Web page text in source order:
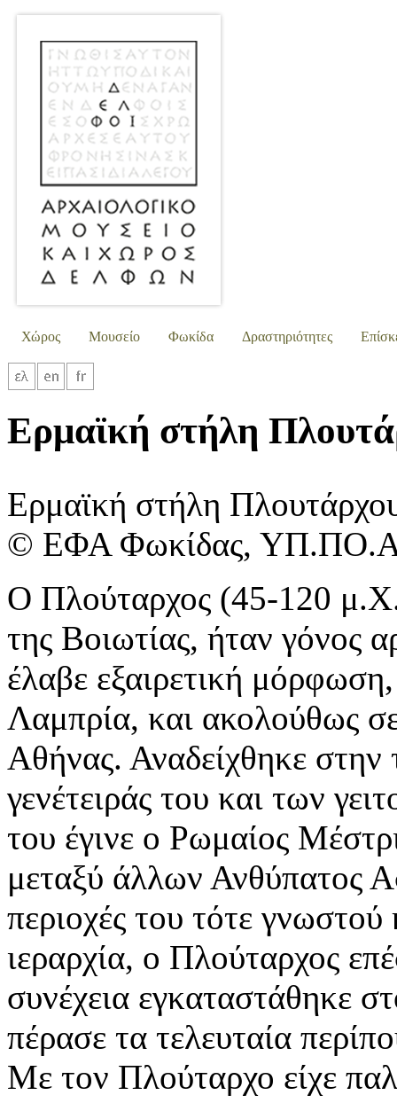
Χώρος Μουσείο Φωκίδα Δραστηριότητες
Ερμαϊκή στήλη
Ερμαϊκή στήλη
© ΕΦΑ ​Φωκίδας,
Ο Πλούταρχος (45-120
της Βοιωτίας, ήταν γόνος
έλαβε εξαιρετική
Λαμπρία, και ακολούθως
Αθήνας. Αναδείχθηκε στην
γενέτειράς του και των
του έγινε ο Ρωμαίος
μεταξύ άλλων Ανθύπατος
περιοχές του τότε
ιεραρχία, ο Πλούταρχος
συνέχεια εγκαταστάθηκε
πέρασε τα τελευταία
Με τον Πλούταρχο είχε